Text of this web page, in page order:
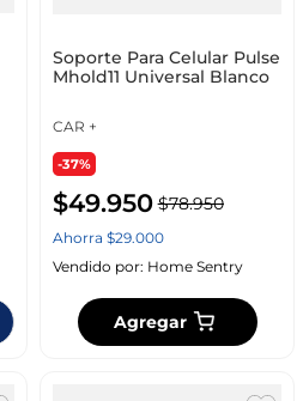
Soporte Para Celular Pulse
Mhold11 Universal Blanco
CAR +
-37%
$49.950 $78.950
Ahorra $29.000
Vendido por: Home Sentry
Agregar